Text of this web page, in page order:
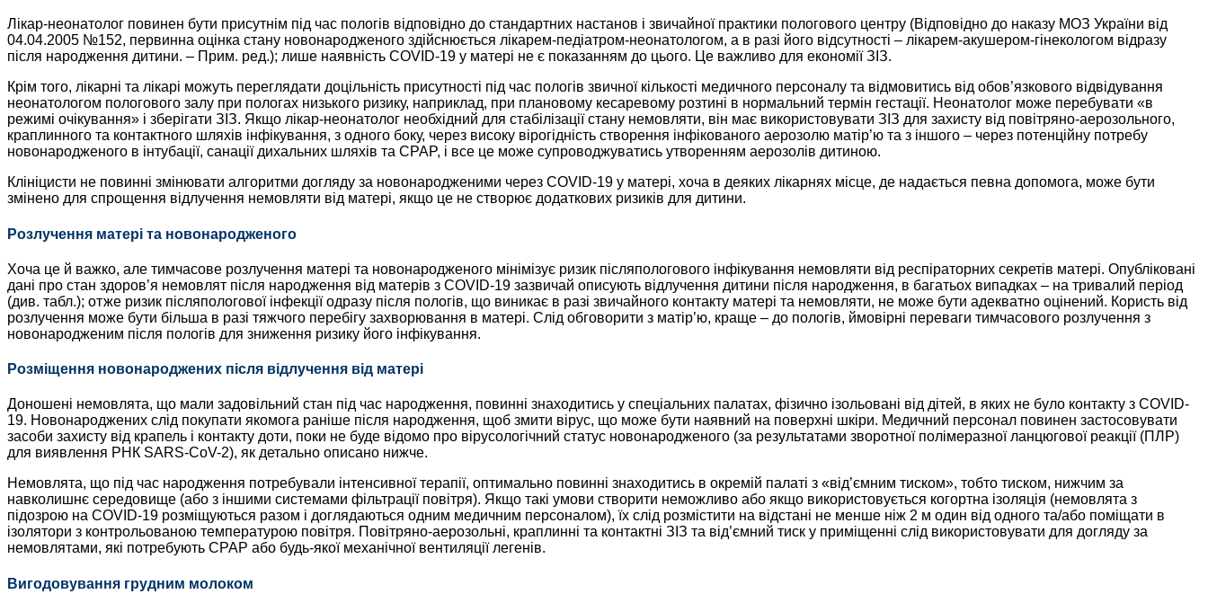
Лікар-неонатолог повинен бути присутнім під час пологів відповідно до стандартних настанов і звичайної практики пологового центру (Відповідно до наказу МОЗ України від
04.04.2005 №152, первинна оцінка стану новонародженого здійснюється лікарем-педіатром-неонатологом, а в разі його відсутності – лікарем-акушером-гінекологом відразу
після народження дитини. – Прим. ред.); лише наявність COVID-19 у матері не є показанням до цього. Це важливо для економії ЗІЗ.
Крім того, лікарні та лікарі можуть переглядати доцільність присутності під час пологів звичної кількості медичного персоналу та відмовитись від обов’язкового відвідування
неонатологом пологового залу при пологах низького ризику, наприклад, при плановому кесаревому розтині в нормальний термін гестації. Неонатолог може перебувати «в
режимі очікування» і зберігати ЗІЗ. Якщо лікар-неонатолог необхідний для стабілізації стану немовляти, він має використовувати ЗІЗ для захисту від повітряно-аерозольного,
краплинного та контактного шляхів інфікування, з одного боку, через високу вірогідність створення інфікованого аерозолю матір’ю та з іншого – через потенційну потребу
новонародженого в інтубації, санації дихальних шляхів та CPAP, і все це може супроводжуватись утворенням аерозолів дитиною.
Клініцисти не повинні змінювати алгоритми догляду за новонародженими через COVID-19 у матері, хоча в деяких лікарнях місце, де надається певна допомога, може бути
змінено для спрощення відлучення немовляти від матері, якщо це не створює додаткових ризиків для дитини.
Розлучення матері та новонародженого
Хоча це й важко, але тимчасове розлучення матері та новонародженого мінімізує ризик післяпологового інфікування немовляти від респіраторних секретів матері. Опубліковані
дані про стан здоров’я немовлят після народження від матерів з COVID-19 зазвичай описують відлучення дитини після народження, в багатьох випадках – на тривалий період
(див. табл.); отже ризик післяпологової інфекції одразу після пологів, що виникає в разі звичайного контакту матері та немовляти, не може бути адекватно оцінений. Користь від
розлучення може бути більша в разі тяжчого перебігу захворювання в матері. Слід обговорити з матір’ю, краще – до пологів, ймовірні переваги тимчасового розлучення з
новонародженим після пологів для зниження ризику його інфікування.
Розміщення новонароджених після відлучення від матері
Доношені немовлята, що мали задовільний стан під час народження, повинні знаходитись у спеціальних палатах, фізично ізольовані від дітей, в яких не було контакту з COVID-
19. Новонароджених слід покупати якомога раніше після народження, щоб змити вірус, що може бути наявний на поверхні шкіри. Медичний персонал повинен застосовувати
засоби захисту від крапель і контакту доти, поки не буде відомо про вірусологічний статус новонародженого (за результатами зворотної полімеразної ланцюгової реакції (ПЛР)
для виявлення РНК SARS-CoV-2), як детально описано нижче.
Немовлята, що під час народження потребували інтенсивної терапії, оптимально повинні знаходитись в окремій палаті з «від’ємним тиском», тобто тиском, нижчим за
навколишнє середовище (або з іншими системами фільтрації повітря). Якщо такі умови створити неможливо або якщо використовується когортна ізоляція (немовлята з
підозрою на СOVID-19 розміщуються разом і доглядаються одним медичним персоналом), їх слід розмістити на відстані не менше ніж 2 м один від одного та/або поміщати в
ізолятори з контрольованою температурою повітря. Повітряно-аерозольні, краплинні та контактні ЗІЗ та від’ємний тиск у приміщенні слід використовувати для догляду за
немовлятами, які потребують CPAP або будь-якої механічної вентиляції легенів.
Вигодовування грудним молоком